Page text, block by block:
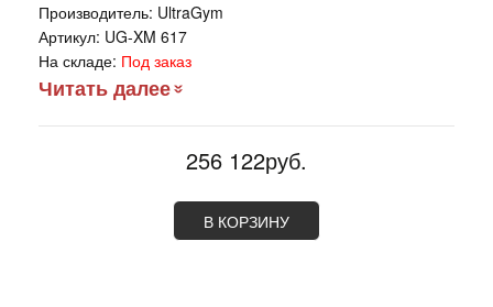
Производитель: UltraGym
Артикул: UG-XM 617
На складе: Под заказ
Читать далее
256 122руб.
В КОРЗИНУ